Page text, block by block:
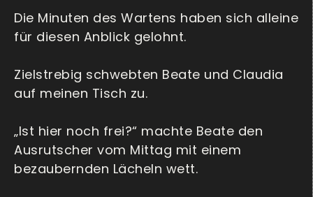
Die Minuten des Wartens haben sich alleine
für diesen Anblick gelohnt.
Zielstrebig schwebten Beate und Claudia
auf meinen Tisch zu.
„Ist hier noch frei?“ machte Beate den
Ausrutscher vom Mittag mit einem
bezaubernden Lächeln wett.